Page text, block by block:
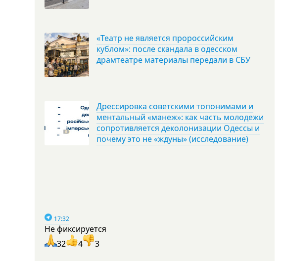
«Театр не является пророссийским
кублом»: после скандала в одесском
драмтеатре материалы передали в СБУ
Дрессировка советскими топонимами и
ментальный «манеж»: как часть молодежи
сопротивляется деколонизации Одессы и
почему это не «ждуны» (исследование)
17:32
Не фиксируется
32
4 3